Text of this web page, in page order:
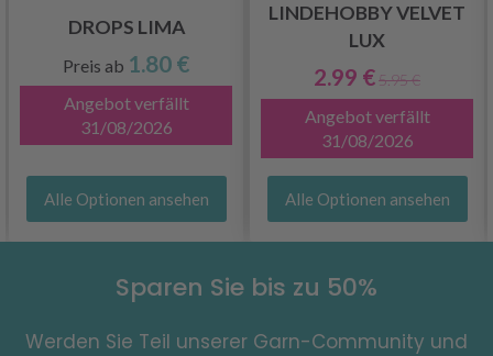
DROPS LIMA
Preis ab 1.80 €
Angebot verfällt
31/08/2026
Alle Optionen ansehen
LINDEHOBBY VELVET
LUX
2.99 €5.95 €
Angebot verfällt
31/08/2026
Alle Optionen ansehen
Sparen Sie bis zu 50%
Werden Sie Teil unserer Garn-Community und